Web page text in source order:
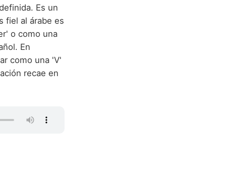
Es un
fiel al árabe es
o como una
En
como una 'V'
recae en